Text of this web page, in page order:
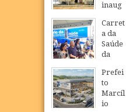
inaug
em
São
Loure
nço e
ampli
a
oferta
de
Carret
a da
Saúde
da
r
inicia
atendi
mento
Prefei
to
Marcíl
io